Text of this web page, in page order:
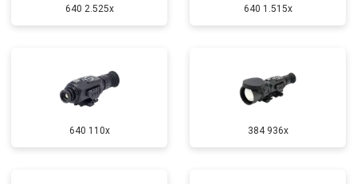
640 2.525x 640 1.515x
640 110x 384 936x